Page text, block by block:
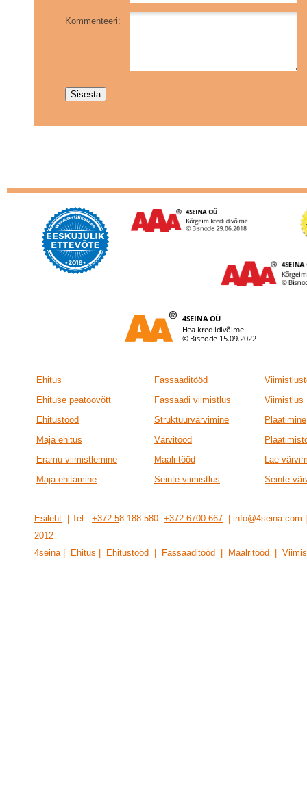
Kommenteeri:
Ehitus Fassaaditööd
Ehituse peatöövõtt
Fassaadi viimistlus
Viimistlus
Ehitustööd
Struktuurvärvimine
Plaatimine
Maja ehitus
Värvitööd
Eramu viimistlemine
Maalritööd
Lae
Maja ehitamine
Seinte viimistlus Seinte
Esileht | Tel: +372 58 188 580 +372 6700 667 |
201 2
4seina | Ehitus | Ehitustööd | Fassaaditööd | Maalritööd |